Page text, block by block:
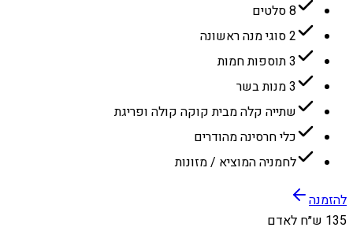
8 סלטים
2 סוגי מנה ראשונה
3 תוספות חמות
3 מנות בשר
שתייה קלה מבית קוקה קולה ופריגת
כלי חרסינה מהודרים
לחמניה המוציא / מזונות
להזמנה
135 ש״ח לאדם